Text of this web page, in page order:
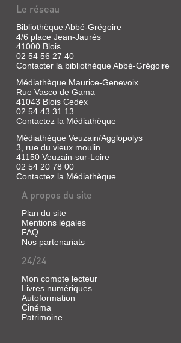
LE
CHÂTEAU
DE
SAINT-
AIGNAN
Sans
Boudon,
Françoise
Société
d'archéologie,
1986
(Congrès
archéologique
de
France)
IER,
L'ITALIE
ET
LE
CHÂTEAU
DE
BLOIS
:
NO...
Sans
exemplaire
|
Smith,
Marc
Société
française
d'archéologie,
1989
monumental)
Le réseau
Bibliothèque Abbé-Grégoire
4/6 place Jean-Jaurès
41000 Blois
02 54 56 27 40
Contacter la bibliothèque Abbé-Grégoire
Médiathèque Maurice-Genevoix
Rue Vasco de Gama
41043 Blois Cedex
02 54 43 31 13
Contactez la Médiathèque
Médiathèque Veuzain/Agglopolys
3, rue du vieux moulin
41150 Veuzain-sur-Loire
02 54 20 78 00
Contactez la Médiathèque
A propos du site
Plan du site
Mentions légales
FAQ
Nos partenariats
24/24
Mon compte lecteur
Livres numériques
Autoformation
Cinéma
Patrimoine